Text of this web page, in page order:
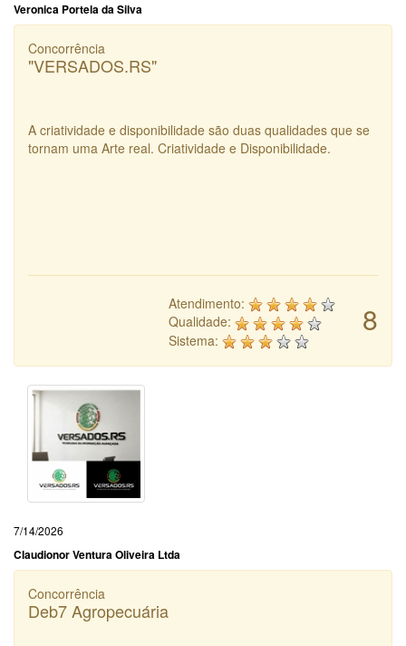
Veronica Portela da Silva
Concorrência
"VERSADOS.RS"
A criatividade e disponibilidade são duas qualidades que se
tornam uma Arte real. Criatividade e Disponibilidade.
8
Atendimento:
Qualidade:
Sistema:
7/14/2026
Claudionor Ventura Oliveira Ltda
Concorrência
Deb7 Agropecuária